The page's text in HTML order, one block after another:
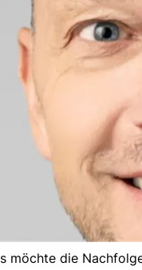
möchte die